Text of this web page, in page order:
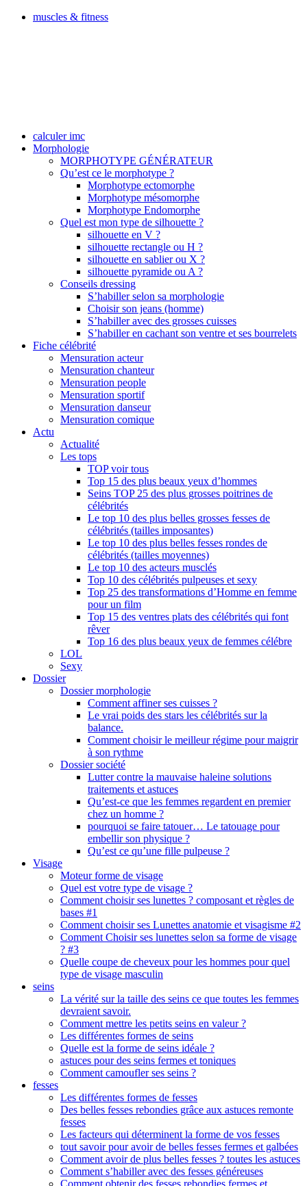
muscles & fitness
calculer imc
Morphologie
MORPHOTYPE GÉNÉRATEUR
Qu’est ce le morphotype ?
Morphotype ectomorphe
Morphotype mésomorphe
Morphotype Endomorphe
Quel est mon type de silhouette ?
silhouette en V ?
silhouette rectangle ou H ?
silhouette en sablier ou X ?
silhouette pyramide ou A ?
Conseils dressing
S’habiller selon sa morphologie
Choisir son jeans (homme)
S’habiller avec des grosses cuisses
S’habiller en cachant son ventre et ses bourrelets
Fiche célébrité
Mensuration acteur
Mensuration chanteur
Mensuration people
Mensuration sportif
Mensuration danseur
Mensuration comique
Actu
Actualité
Les tops
TOP voir tous
Top 15 des plus beaux yeux d’hommes
Seins TOP 25 des plus grosses poitrines de
célébrités
Le top 10 des plus belles grosses fesses de
célébrités (tailles imposantes)
Le top 10 des plus belles fesses rondes de
célébrités (tailles moyennes)
Le top 10 des acteurs musclés
Top 10 des célébrités pulpeuses et sexy
Top 25 des transformations d’Homme en femme
pour un film
Top 15 des ventres plats des célébrités qui font
rêver
Top 16 des plus beaux yeux de femmes célébre
LOL
Sexy
Dossier
Dossier morphologie
Comment affiner ses cuisses ?
Le vrai poids des stars les célébrités sur la
balance.
Comment choisir le meilleur régime pour maigrir
à son rythme
Dossier société
Lutter contre la mauvaise haleine solutions
traitements et astuces
Qu’est-ce que les femmes regardent en premier
chez un homme ?
pourquoi se faire tatouer… Le tatouage pour
embellir son physique ?
Qu’est ce qu’une fille pulpeuse ?
Visage
Moteur forme de visage
Quel est votre type de visage ?
Comment choisir ses lunettes ? composant et règles de
bases #1
Comment choisir ses Lunettes anatomie et visagisme #2
Comment Choisir ses lunettes selon sa forme de visage
? #3
Quelle coupe de cheveux pour les hommes pour quel
type de visage masculin
seins
La vérité sur la taille des seins ce que toutes les femmes
devraient savoir.
Comment mettre les petits seins en valeur ?
Les différentes formes de seins
Quelle est la forme de seins idéale ?
astuces pour des seins fermes et toniques
Comment camoufler ses seins ?
fesses
Les différentes formes de fesses
Des belles fesses rebondies grâce aux astuces remonte
fesses
Les facteurs qui déterminent la forme de vos fesses
tout savoir pour avoir de belles fesses fermes et galbées
Comment avoir de plus belles fesses ? toutes les astuces
Comment s’habiller avec des fesses généreuses
Comment obtenir des fesses rebondies fermes et